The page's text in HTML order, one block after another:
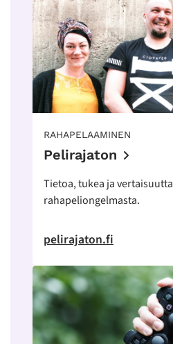
RAHAPELAAMINEN
Pelirajaton
Tietoa, tukea ja vertaisuutta
rahapeliongelmasta.
pelirajaton.fi